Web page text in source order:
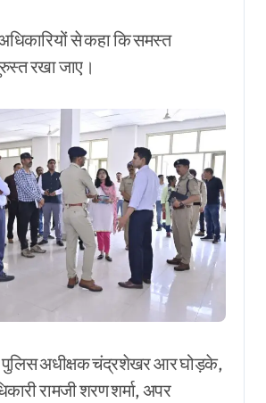
से कहा कि समस्त
रखा जाए।
पुलिस अधीक्षक चंद्रशेखर आर घोड़के,
रामजी शरण शर्मा, अपर